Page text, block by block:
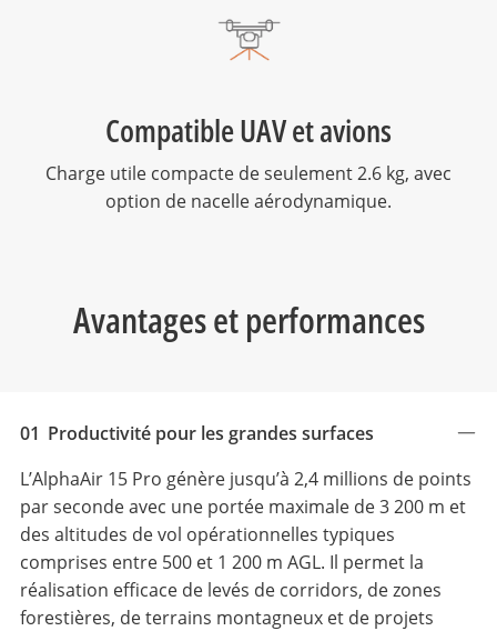
Compatible UAV et avions
Charge utile compacte de seulement 2.6 kg, avec
option de nacelle aérodynamique.
Avantages et performances
01 Productivité pour les grandes surfaces
L’AlphaAir 15 Pro génère jusqu’à 2,4 millions de points
par seconde avec une portée maximale de 3 200 m et
des altitudes de vol opérationnelles typiques
comprises entre 500 et 1 200 m AGL. Il permet la
réalisation efficace de levés de corridors, de zones
forestières, de terrains montagneux et de projets